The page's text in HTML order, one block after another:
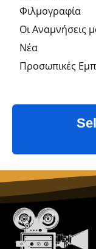
Φιλμογραφία
Οι Αναμνήσεις
Νέα
Προσωπικές